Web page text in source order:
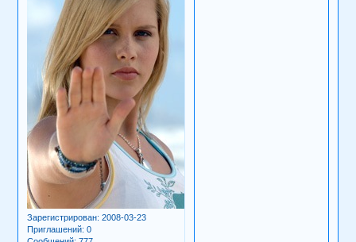
Зарегистрирован: 2008-03-23
Приглашений: 0